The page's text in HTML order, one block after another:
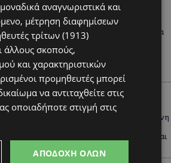
ΜΑΡΙΝΟΣ
ΚΩΝΣΤΑΝΤΙΝΙΔΗΣ: Οι
πρωτοβουλίες για να
ξαναζωντανέψει η
κέντρο της
Λευκωσίας-(Βίντεο)
UPDATES
ΔΕΝ ΥΠΟΧΩΡΕΙ Ο
ΚΑΥΣΩΝΑΣ: Νέα κίτρινη
40άρια – Πότε τίθεται
αναγνωριστικά και
μέτρηση διαφημίσεων
τρίτων (1913)
άλλους σκοπούς,
και χαρακτηριστικών
προμηθευτές μπορεί
να αντιταχθείτε στις
οποιαδήποτε στιγμή στις
ΑΠΟΔΟΧΉ ΌΛΩΝ